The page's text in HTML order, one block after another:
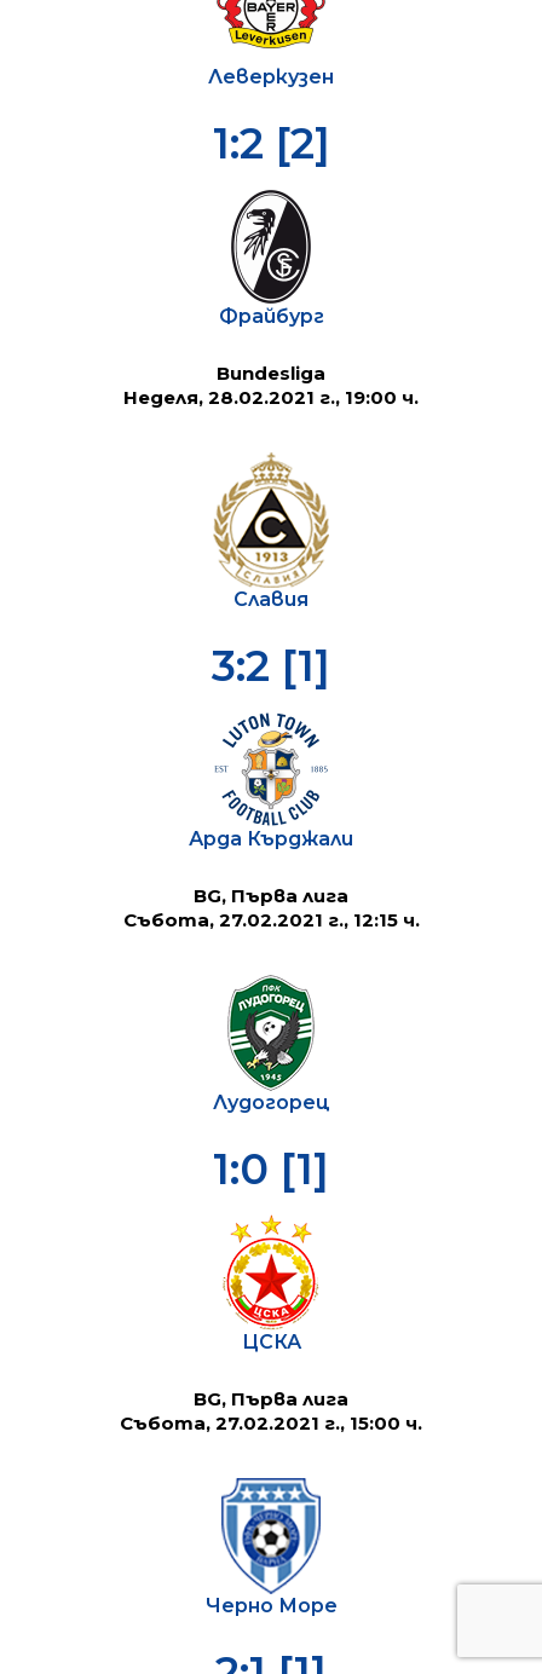
Леверкузен
1:2 [2]
Фрайбург
Bundesliga
Неделя, 28.02.2021 г., 19:00 ч.
Славия
3:2 [1]
Арда Кърджали
BG, Първа лига
Събота, 27.02.2021 г., 12:15 ч.
Лудогорец
1:0 [1]
ЦСКА
BG, Първа лига
Събота, 27.02.2021 г., 15:00 ч.
Черно Море